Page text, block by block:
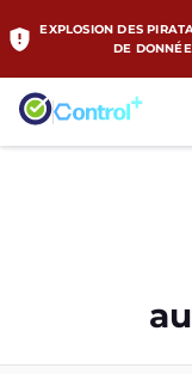
EXPLOSION DES
DE